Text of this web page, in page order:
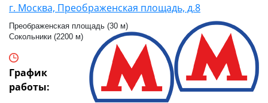
г. Москва, Преображенская площадь, д.8
Преображенская площадь (30 м)
Сокольники (2200 м)
График
работы: